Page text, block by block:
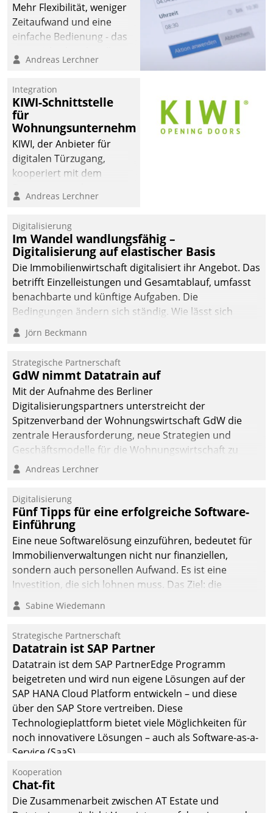
Mehr Flexibilität, weniger
Zeitaufwand und eine
einfache Bedienung - das
Cockpit für mobile
Datatrain. Die meravis
Wohnungsbau- und
Immobilien GmbH hat
sich dabei für den Betrieb
der Lösung über die SAP
Cloud Platform
Unternehmen am
Andreas Lerchner
Integration
KIWI-Schnittstelle
für
Wohnungsunternehmen
KIWI, der Anbieter für
digitalen Türzugang,
kooperiert mit dem
Softwareentwicklungshaus
Andreas Lerchner
Digitalisierung
Im Wandel wandlungsfähig –
Digitalisierung auf elastischer Basis
Die Immobilienwirtschaft digitalisiert ihr Angebot. Das
betrifft Einzelleistungen und Gesamtablauf, umfasst
benachbarte und künftige Aufgaben. Die
Bedingungen ändern sich ständig. Wie lässt sich
technisch die Kontrolle wahren und zugleich Freiraum
fürs Wachsen öffnen?
Jörn Beckmann
Strategische Partnerschaft
GdW nimmt Datatrain auf
Mit der Aufnahme des Berliner
Digitalisierungspartners unterstreicht der
Spitzenverband der Wohnungswirtschaft GdW die
zentrale Herausforderung, neue Strategien und
Geschäftsmodelle für die Wohnungswirtschaft zu
entwickeln.
Andreas Lerchner
Digitalisierung
Fünf Tipps für eine erfolgreiche Software-
Einführung
Eine neue Softwarelösung einzuführen, bedeutet für
Immobilienverwaltungen nicht nur finanziellen,
sondern auch personellen Aufwand. Es ist eine
Investition, die sich lohnen muss. Das Ziel: die
nachhaltige Optimierung der Geschäftsabläufe. Damit
dieses Ziel erreicht wird, sollten einige Grundregeln
Sabine Wiedemann
Strategische Partnerschaft
Datatrain ist SAP Partner
Datatrain ist dem SAP PartnerEdge Programm
beigetreten und wird nun eigene Lösungen auf der
SAP HANA Cloud Platform entwickeln – und diese
über den SAP Store vertreiben. Diese
Technologieplattform bietet viele Möglichkeiten für
noch innovativere Lösungen – auch als Software-as-a-
Service (SaaS).
Kooperation
Chat-fit
Die Zusammenarbeit zwischen AT Estate und